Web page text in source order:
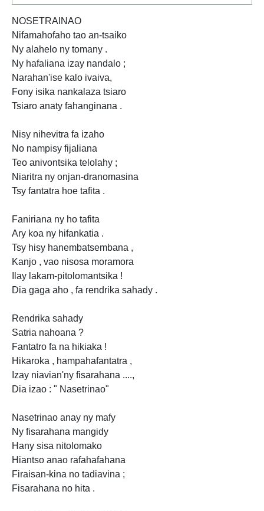
NOSETRAINAO
Nifamahofaho tao an-tsaiko
Ny alahelo ny tomany .
Ny hafaliana izay nandalo ;
Narahan'ise kalo ivaiva,
Fony isika nankalaza tsiaro
Tsiaro anaty fahanginana .
Nisy nihevitra fa izaho
No nampisy fijaliana
Teo anivontsika telolahy ;
Niaritra ny onjan-dranomasina
Tsy fantatra hoe tafita .
Faniriana ny ho tafita
Ary koa ny hifankatia .
Tsy hisy hanembatsembana ,
Kanjo , vao nisosa moramora
Ilay lakam-pitolomantsika !
Dia gaga aho , fa rendrika sahady .
Rendrika sahady
Satria nahoana ?
Fantatro fa na hikiaka !
Hikaroka , hampahafantatra ,
Izay niavian'ny fisarahana ....,
Dia izao : " Nasetrinao"
Nasetrinao anay ny mafy
Ny fisarahana mangidy
Hany sisa nitolomako
Hiantso anao rafahafahana
Firaisan-kina no tadiavina ;
Fisarahana no hita .